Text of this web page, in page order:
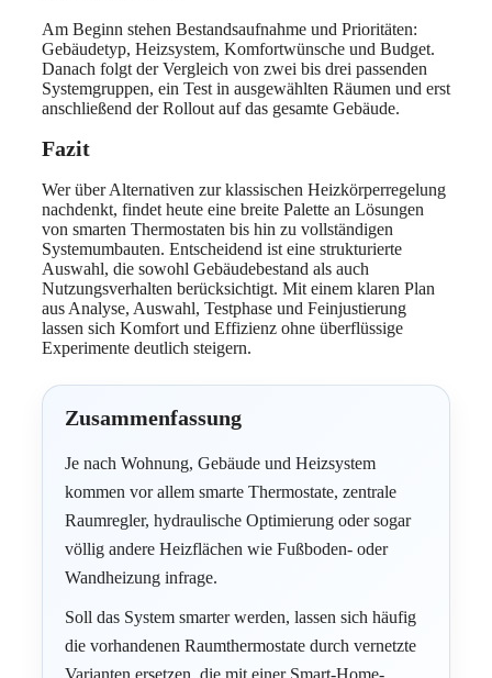
Am Beginn stehen Bestandsaufnahme und Prioritäten:
Gebäudetyp, Heizsystem, Komfortwünsche und Budget.
Danach folgt der Vergleich von zwei bis drei passenden
Systemgruppen, ein Test in ausgewählten Räumen und erst
anschließend der Rollout auf das gesamte Gebäude.
Fazit
Wer über Alternativen zur klassischen Heizkörperregelung
nachdenkt, findet heute eine breite Palette an Lösungen
von smarten Thermostaten bis hin zu vollständigen
Systemumbauten. Entscheidend ist eine strukturierte
Auswahl, die sowohl Gebäudebestand als auch
Nutzungsverhalten berücksichtigt. Mit einem klaren Plan
aus Analyse, Auswahl, Testphase und Feinjustierung
lassen sich Komfort und Effizienz ohne überflüssige
Experimente deutlich steigern.
Zusammenfassung
Je nach Wohnung, Gebäude und Heizsystem
kommen vor allem smarte Thermostate, zentrale
Raumregler, hydraulische Optimierung oder sogar
völlig andere Heizflächen wie Fußboden- oder
Wandheizung infrage.
Soll das System smarter werden, lassen sich häufig
die vorhandenen Raumthermostate durch vernetzte
Varianten ersetzen, die mit einer Smart-Home-